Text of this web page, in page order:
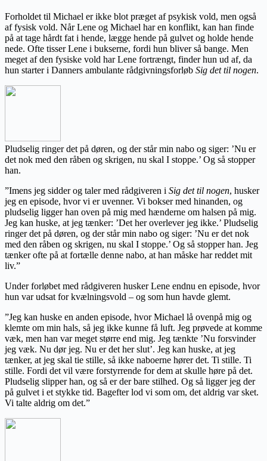
Forholdet til Michael er ikke blot præget af psykisk vold, men også
af fysisk vold. Når Lene og Michael har en konflikt, kan han finde
på at tage hårdt fat i hende, lægge hende på gulvet og holde hende
nede. Ofte tisser Lene i bukserne, fordi hun bliver så bange. Men
meget af den fysiske vold har Lene fortrængt, finder hun ud af, da
hun starter i Danners ambulante rådgivningsforløb Sig det til nogen.
Pludselig ringer det på døren, og der står min nabo og siger: ’Nu er
det nok med den råben og skrigen, nu skal I stoppe.’ Og så stopper
han.
”Imens jeg sidder og taler med rådgiveren i Sig det til nogen, husker
jeg en episode, hvor vi er uvenner. Vi bokser med hinanden, og
pludselig ligger han oven på mig med hænderne om halsen på mig.
Jeg kan huske, at jeg tænker: ’Det her overlever jeg ikke.’ Pludselig
ringer det på døren, og der står min nabo og siger: ’Nu er det nok
med den råben og skrigen, nu skal I stoppe.’ Og så stopper han. Jeg
tænker ofte på at fortælle denne nabo, at han måske har reddet mit
liv.”
Under forløbet med rådgiveren husker Lene endnu en episode, hvor
hun var udsat for kvælningsvold – og som hun havde glemt.
”Jeg kan huske en anden episode, hvor Michael lå ovenpå mig og
klemte om min hals, så jeg ikke kunne få luft. Jeg prøvede at komme
væk, men han var meget større end mig. Jeg tænkte ’Nu forsvinder
jeg væk. Nu dør jeg. Nu er det her slut’. Jeg kan huske, at jeg
tænker, at jeg skal tie stille, så ikke naboerne hører det. Ti stille. Ti
stille. Fordi det vil være forstyrrende for dem at skulle høre på det.
Pludselig slipper han, og så er der bare stilhed. Og så ligger jeg der
på gulvet i et stykke tid. Bagefter lod vi som om, det aldrig var sket.
Vi talte aldrig om det.”